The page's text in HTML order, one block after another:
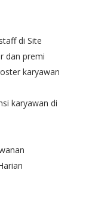
di Site
dan premi
karyawan
karyawan di